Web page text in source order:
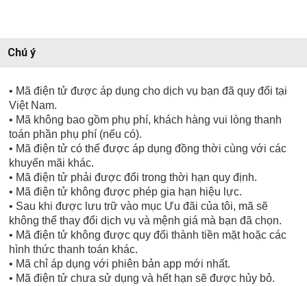
Chú ý
• Mã điện tử được áp dụng cho dịch vụ bạn đã quy đổi tại
Việt Nam.
• Mã không bao gồm phụ phí, khách hàng vui lòng thanh
toán phần phụ phí (nếu có).
• Mã điện tử có thể được áp dụng đồng thời cùng với các
khuyến mãi khác.
• Mã điện tử phải được đổi trong thời hạn quy định.
• Mã điện tử không được phép gia hạn hiệu lực.
• Sau khi được lưu trữ vào mục Ưu đãi của tôi, mã sẽ
không thể thay đổi dịch vụ và mệnh giá mà bạn đã chọn.
• Mã điện tử không được quy đổi thành tiền mặt hoặc các
hình thức thanh toán khác.
• Mã chỉ áp dụng với phiên bản app mới nhất.
• Mã điện tử chưa sử dụng và hết hạn sẽ được hủy bỏ.